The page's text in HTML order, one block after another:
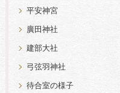
平安神宮
廣田神社
建部大社
弓弦羽神社
待合室の様子